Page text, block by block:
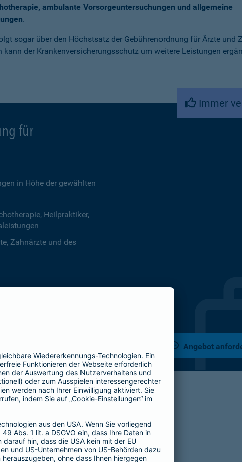
ambulante Vorsorgeuntersuchungen und allgemeine
.
sogar über den Höchstsatz der Gebührenordnung für Ärzte und
der Krankenversicherungsschutz um weitere Leistungen
Immer
für
in Höhe der gewählten
Heilpraktiker,
Zahnärzte und des
dritten Jahr ist die
Angebot